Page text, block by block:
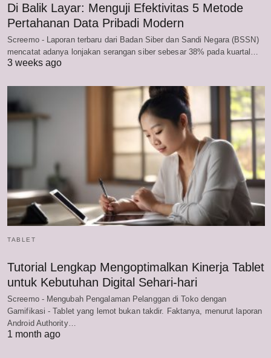
Di Balik Layar: Menguji Efektivitas 5 Metode
Pertahanan Data Pribadi Modern
Screemo - Laporan terbaru dari Badan Siber dan Sandi Negara (BSSN)
mencatat adanya lonjakan serangan siber sebesar 38% pada kuartal…
3 weeks ago
TABLET
Tutorial Lengkap Mengoptimalkan Kinerja Tablet
untuk Kebutuhan Digital Sehari-hari
Screemo - Mengubah Pengalaman Pelanggan di Toko dengan
Gamifikasi - Tablet yang lemot bukan takdir. Faktanya, menurut laporan
Android Authority…
1 month ago